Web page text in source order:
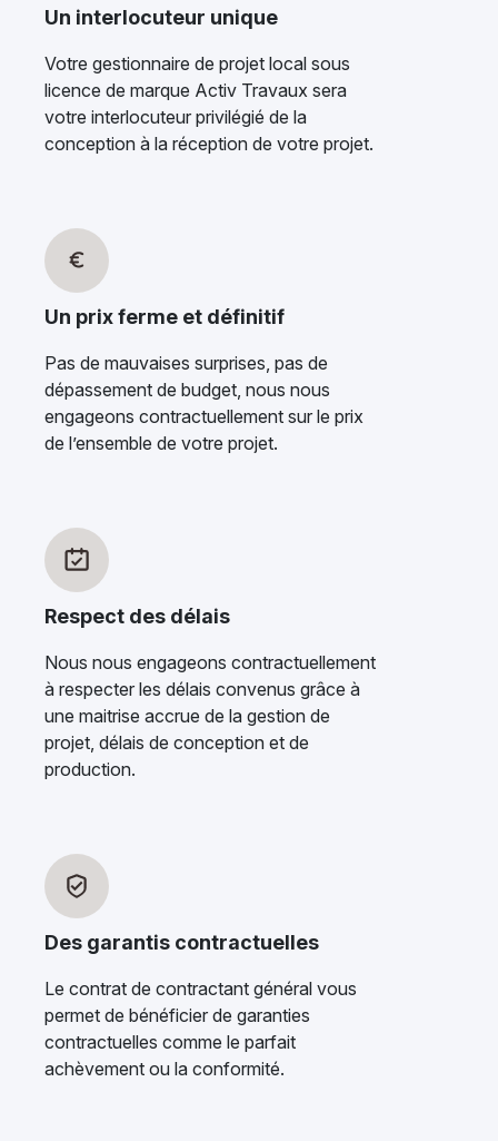
Un interlocuteur unique
Votre gestionnaire de projet local sous
licence de marque Activ Travaux sera
votre interlocuteur privilégié de la
conception à la réception de votre projet.
Un prix ferme et définitif
Pas de mauvaises surprises, pas de
dépassement de budget, nous nous
engageons contractuellement sur le prix
de l’ensemble de votre projet.
Respect des délais
Nous nous engageons contractuellement
à respecter les délais convenus grâce à
une maitrise accrue de la gestion de
projet, délais de conception et de
production.
Des garantis contractuelles
Le contrat de contractant général vous
permet de bénéficier de garanties
contractuelles comme le parfait
achèvement ou la conformité.